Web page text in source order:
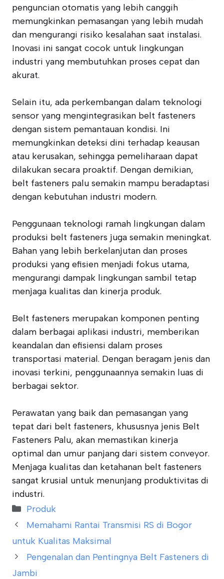
penguncian otomatis yang lebih canggih
memungkinkan pemasangan yang lebih mudah
dan mengurangi risiko kesalahan saat instalasi.
Inovasi ini sangat cocok untuk lingkungan
industri yang membutuhkan proses cepat dan
akurat.
Selain itu, ada perkembangan dalam teknologi
sensor yang mengintegrasikan belt fasteners
dengan sistem pemantauan kondisi. Ini
memungkinkan deteksi dini terhadap keausan
atau kerusakan, sehingga pemeliharaan dapat
dilakukan secara proaktif. Dengan demikian,
belt fasteners palu semakin mampu beradaptasi
dengan kebutuhan industri modern.
Penggunaan teknologi ramah lingkungan dalam
produksi belt fasteners juga semakin meningkat.
Bahan yang lebih berkelanjutan dan proses
produksi yang efisien menjadi fokus utama,
mengurangi dampak lingkungan sambil tetap
menjaga kualitas dan kinerja produk.
Belt fasteners merupakan komponen penting
dalam berbagai aplikasi industri, memberikan
keandalan dan efisiensi dalam proses
transportasi material. Dengan beragam jenis dan
inovasi terkini, penggunaannya semakin luas di
berbagai sektor.
Perawatan yang baik dan pemasangan yang
tepat dari belt fasteners, khususnya jenis Belt
Fasteners Palu, akan memastikan kinerja
optimal dan umur panjang dari sistem conveyor.
Menjaga kualitas dan ketahanan belt fasteners
sangat krusial untuk menunjang produktivitas di
industri.
Categories
Produk
Memahami Rantai Transmisi RS di Bogor
untuk Kualitas Maksimal
Pengenalan dan Pentingnya Belt Fasteners di
Jambi